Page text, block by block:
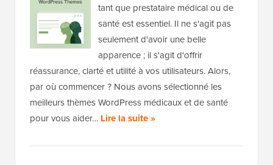
tant que prestataire médical ou de
santé est essentiel. Il ne s'agit pas
seulement d'avoir une belle
apparence ; il s'agit d'offrir
réassurance, clarté et utilité à vos utilisateurs. Alors,
par où commencer ? Nous avons sélectionné les
meilleurs thèmes WordPress médicaux et de santé
pour vous aider… Lire la suite »